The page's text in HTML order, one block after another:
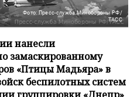
Фото: Пресс-служба Минобороны РФ/
ТАСС
нанесли
замаскированному
«Птицы Мадьяра» в
беспилотных систем